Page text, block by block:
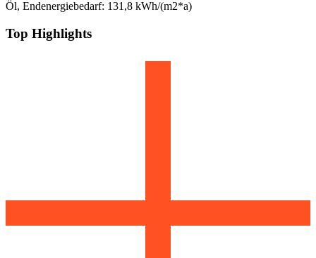
Öl, Endenergiebedarf: 131,8 kWh/(m2*a)
Top Highlights